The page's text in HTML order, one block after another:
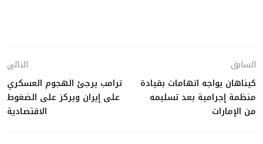
السابق
كيناهان يواجه اتهامات بقيادة
منظمة إجرامية بعد تسليمه
من الإمارات
التالي
ترامب يرجئ الهجوم العسكري
على إيران ويركز على الضغوط
الاقتصادية